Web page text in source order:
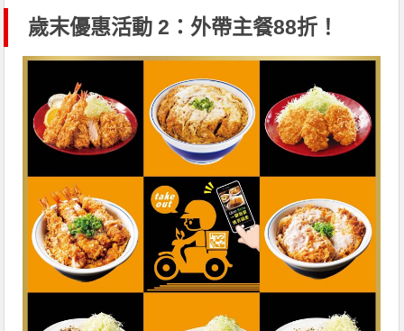
歲末優惠活動 2：外帶主餐88折！